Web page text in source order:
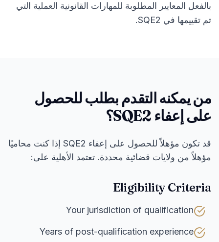
بالفعل المعايير المطلوبة للمهارات القانونية العملية التي
تم تقييمها في SQE2.
من يمكنه التقدم بطلب للحصول
على إعفاء SQE2؟
قد تكون مؤهلاً للحصول على إعفاء SQE2 إذا كنت محاميًا
مؤهلاً من ولايات قضائية محددة. تعتمد الأهلية على:
Eligibility Criteria
Your jurisdiction of qualification
Years of post-qualification experience